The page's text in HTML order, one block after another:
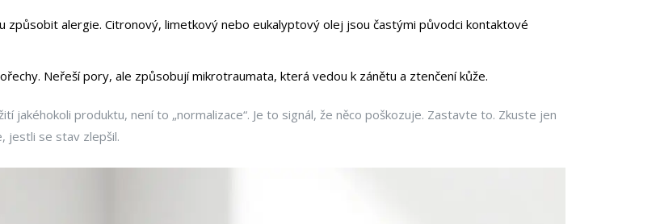
způsobit alergie. Citronový, limetkový nebo eukalyptový olej jsou častými původci kontaktové
Neřeší pory, ale způsobují mikrotraumata, která vedou k zánětu a ztenčení kůže.
jakéhokoli produktu, není to „normalizace“. Je to signál, že něco poškozuje. Zastavte to. Zkuste jen
jestli se stav zlepšil.